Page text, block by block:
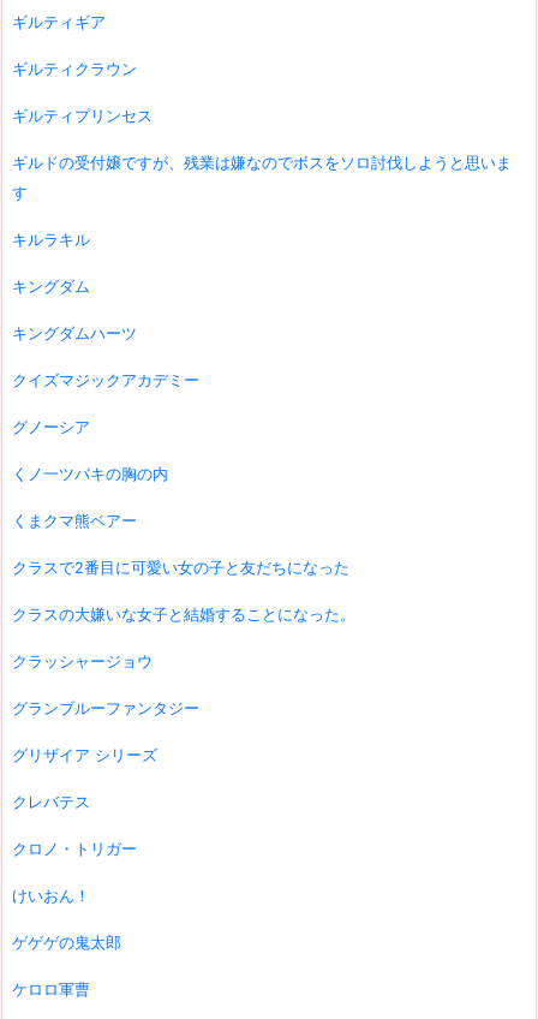
ギルティギア
ギルティクラウン
ギルティプリンセス
ギルドの受付嬢ですが、残業は嫌なのでボスをソロ討伐しようと思いま
す
キルラキル
キングダム
キングダムハーツ
クイズマジックアカデミー
グノーシア
くノ一ツバキの胸の内
くまクマ熊ベアー
クラスで2番目に可愛い女の子と友だちになった
クラスの大嫌いな女子と結婚することになった。
クラッシャージョウ
グランブルーファンタジー
グリザイア シリーズ
クレバテス
クロノ・トリガー
けいおん！
ゲゲゲの鬼太郎
ケロロ軍曹